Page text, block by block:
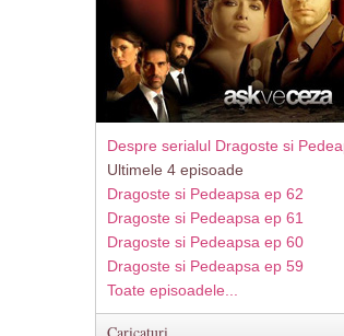
Despre serialul Dragoste si
Ultimele 4 episoade
Dragoste si Pedeapsa ep 62
Dragoste si Pedeapsa ep 61
Dragoste si Pedeapsa ep 60
Dragoste si Pedeapsa ep 59
Toate episoadele...